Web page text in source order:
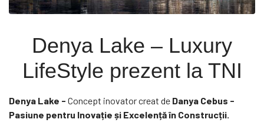
Denya Lake – Luxury
LifeStyle prezent la TNI
Denya Lake - Concept inovator creat de Danya Cebus -
Pasiune pentru Inovație și Excelență în Construcții.